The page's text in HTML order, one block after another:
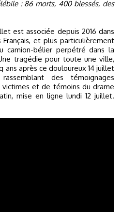
: 86 morts, 400 blessés, des
est associée depuis 2016 dans
et plus particulièrement
camion-bélier perpétré dans la
tragédie pour toute une ville,
ans après ce douloureux 14 juillet
des témoignages
et de témoins du drame
mise en ligne lundi 12 juillet.